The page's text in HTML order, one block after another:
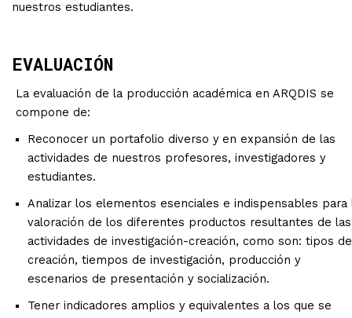
nuestros estudiantes.
EVALUACIÓN
La evaluación de la producción académica en ARQDIS se
compone de:
Reconocer un portafolio diverso y en expansión de las
actividades de nuestros profesores, investigadores y
estudiantes.
Analizar los elementos esenciales e indispensables para
valoración de los diferentes productos resultantes de las
actividades de investigación-creación, como son: tipos de
creación, tiempos de investigación, producción y
escenarios de presentación y socialización.
Tener indicadores amplios y equivalentes a los que se